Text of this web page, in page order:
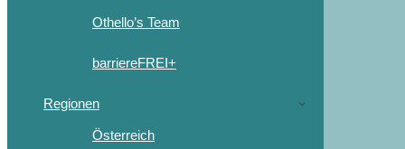
Othello’s Team
barriereFREI+
Regionen
Österreich